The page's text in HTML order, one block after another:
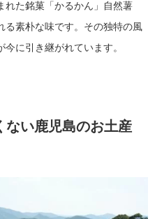
れた銘菓「かるかん」自然薯
る素朴な味です。その独特の風
に引き継がれています。
ない鹿児島のお土産